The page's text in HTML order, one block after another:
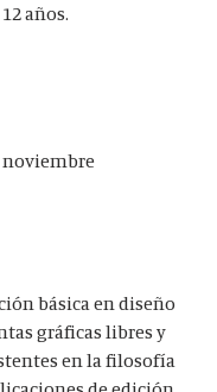
años.
noviembre
básica en diseño
gráficas libres y
en la filosofía